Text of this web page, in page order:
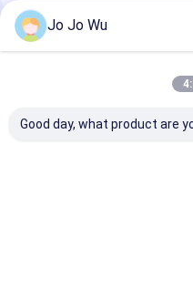
अनुशंसित उत्पाद
Jo Jo Wu
Good day, what product are